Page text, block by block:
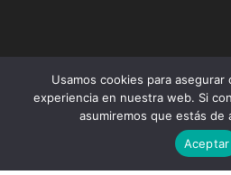
Aviso Legal ¿Quiénes
Política de Privacidad
Preguntas
Usamos cookies para asegurar
experiencia en nuestra web. Si
asumiremos que estás de
Aceptar